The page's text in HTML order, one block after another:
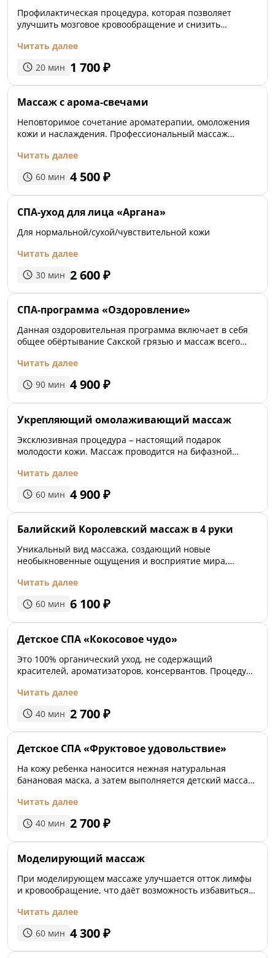
Профилактическая процедура, которая позволяет
улучшить мозговое кровообращение и снизить
Читать далее
20 мин 1 700₽
Массаж с арома-свечами
Неповторимое сочетание ароматерапии, омоложения
кожи и наслаждения. Профессиональный массаж
органов чувств: обонятельные, сенсорные и
бархатистой.
Читать далее
60 мин 4 500₽
СПА-уход для лица «Аргана»
Для нормальной/сухой/чувствительной кожи
Читать далее
30 мин 2 600₽
СПА-программа «Оздоровление»
Данная оздоровительная программа включает в себя
общее обёртывание Сакской грязью и массаж всего
противовоспалительным, болеуталяющим, седативным
Читать далее
90 мин 4 900₽
Укрепляющий омолаживающий массаж
Эксклюзивная процедура – настоящий подарок
молодости кожи. Массаж проводится на бифазной
блендом. Великолепно разглаживает и подтягивает
уменьшая имеющиеся растяжки, обеспечивает
антиоксидантную защиту.
Читать далее
60 мин 4 900₽
Балийский Королевский массаж в 4 руки
Уникальный вид массажа, создающий новые
необыкновенные ощущения и восприятие мира,
гармонии.
Читать далее
60 мин 6 100₽
Детское СПА «Кокосовое чудо»
Это 100% органический уход, не содержащий
красителей, ароматизаторов, консервантов. Процедура
пилингом и дополняется получасовым массажем.
улучшает сон ребенка.
Читать далее
40 мин 2 700₽
Детское СПА «Фруктовое удовольствие»
На кожу ребенка наносится нежная натуральная
банановая маска, а затем выполняется детский массаж
гипоаллергенно и прекрасно подходит для
Читать далее
40 мин 2 700₽
Моделирующий массаж
При моделирующем массаже улучшается отток лимфы
и кровообращение, что даёт возможность избавиться
ускорить клеточный метаболизм и вернуть коже
Читать далее
60 мин 4 300₽